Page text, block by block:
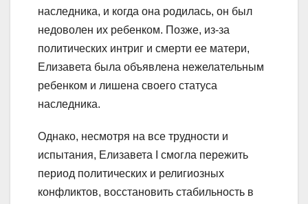
наследника, и когда она родилась, он был
недоволен их ребенком. Позже, из-за
политических интриг и смерти ее матери,
Елизавета была объявлена нежелательным
ребенком и лишена своего статуса
наследника.
Однако, несмотря на все трудности и
испытания, Елизавета I смогла пережить
период политических и религиозных
конфликтов, восстановить стабильность в